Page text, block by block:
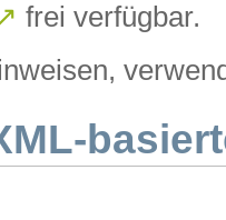
frei verfügbar.